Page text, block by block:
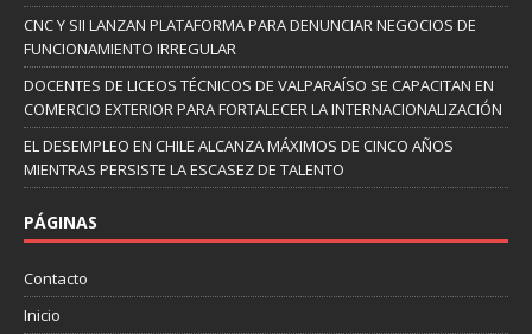
CNC Y SII LANZAN PLATAFORMA PARA DENUNCIAR NEGOCIOS DE
FUNCIONAMIENTO IRREGULAR
DOCENTES DE LICEOS TÉCNICOS DE VALPARAÍSO SE CAPACITAN EN
COMERCIO EXTERIOR PARA FORTALECER LA INTERNACIONALIZACIÓN
EL DESEMPLEO EN CHILE ALCANZA MÁXIMOS DE CINCO AÑOS
MIENTRAS PERSISTE LA ESCASEZ DE TALENTO
PÁGINAS
Contacto
Inicio